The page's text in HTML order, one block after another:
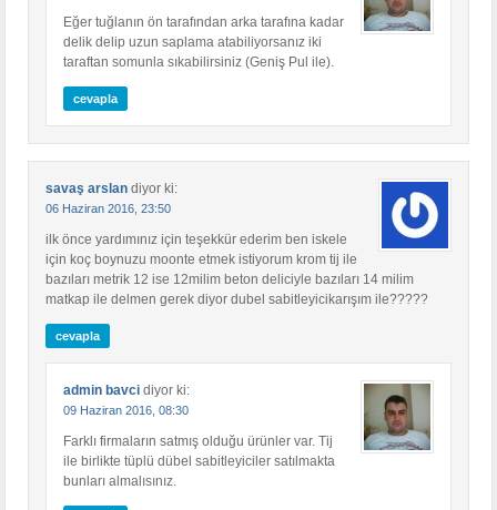
Eğer tuğlanın ön tarafından arka tarafına kadar
delik delip uzun saplama atabiliyorsanız iki
taraftan somunla sıkabilirsiniz (Geniş Pul ile).
cevapla
savaş arslan diyor ki:
06 Haziran 2016, 23:50
ilk önce yardımınız için teşekkür ederim ben iskele
için koç boynuzu moonte etmek istiyorum krom tij ile
bazıları metrik 12 ise 12milim beton deliciyle bazıları 14 milim
matkap ile delmen gerek diyor dubel sabitleyicikarışım ile?????
cevapla
admin bavci diyor ki:
09 Haziran 2016, 08:30
Farklı firmaların satmış olduğu ürünler var. Tij
ile birlikte tüplü dübel sabitleyiciler satılmakta
bunları almalısınız.